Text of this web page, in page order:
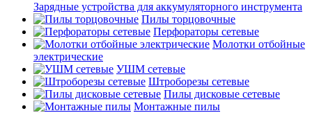
Зарядные устройства для аккумуляторного инструмента
Пилы торцовочные
Перфораторы сетевые
Молотки отбойные
электрические
УШМ сетевые
Штроборезы сетевые
Пилы дисковые сетевые
Монтажные пилы